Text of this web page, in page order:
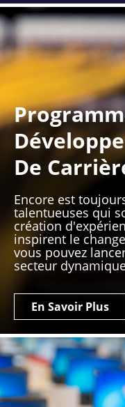
De
Encore est
talentueuses qui
création
inspirent le
vous pouvez
secteur
En Savoir Plus